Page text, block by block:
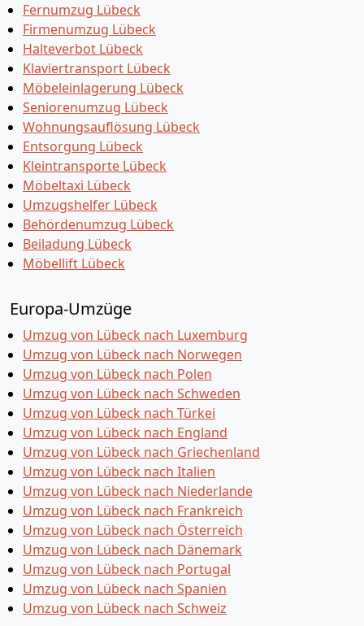
Fernumzug Lübeck
Firmenumzug Lübeck
Halteverbot Lübeck
Klaviertransport Lübeck
Möbeleinlagerung Lübeck
Seniorenumzug Lübeck
Wohnungsauflösung Lübeck
Entsorgung Lübeck
Kleintransporte Lübeck
Möbeltaxi Lübeck
Umzugshelfer Lübeck
Behördenumzug Lübeck
Beiladung Lübeck
Möbellift Lübeck
Europa-Umzüge
Umzug von Lübeck nach Luxemburg
Umzug von Lübeck nach Norwegen
Umzug von Lübeck nach Polen
Umzug von Lübeck nach Schweden
Umzug von Lübeck nach Türkei
Umzug von Lübeck nach England
Umzug von Lübeck nach Griechenland
Umzug von Lübeck nach Italien
Umzug von Lübeck nach Niederlande
Umzug von Lübeck nach Frankreich
Umzug von Lübeck nach Österreich
Umzug von Lübeck nach Dänemark
Umzug von Lübeck nach Portugal
Umzug von Lübeck nach Spanien
Umzug von Lübeck nach Schweiz